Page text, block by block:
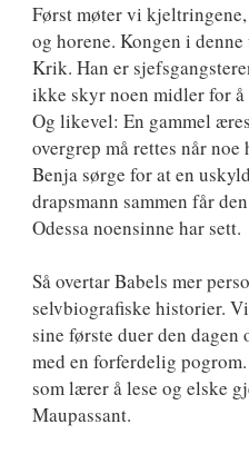
Først møter vi
og horene. Kongen i
Krik. Han er
ikke skyr noen midler for
Og likevel: En gammel
overgrep må rettes når
Benja sørge for at en
drapsmann sammen får
Odessa noensinne har sett.
Så overtar Babels mer
selvbiografiske historier.
sine første duer den
med en forferdelig
som lærer å lese og elske
Maupassant.